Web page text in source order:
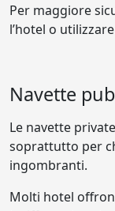
Per maggiore
l’hotel o
Navette
Le navette
soprattutto per
ingombranti.
Molti hotel